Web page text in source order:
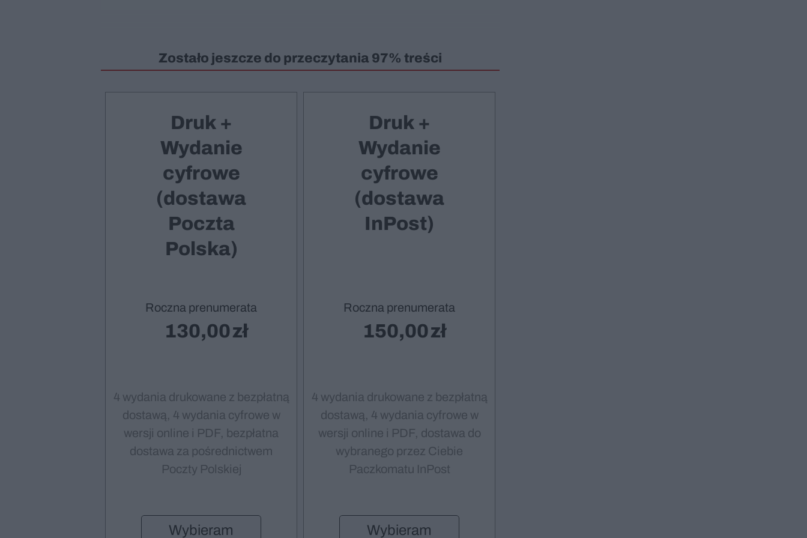
Zostało jeszcze do przeczytania 97% treści
Druk +
Wydanie
cyfrowe
(dostawa
Poczta
Polska)
Roczna prenumerata
130,00
4 wydania drukowane z bezpłatną
dostawą, 4 wydania cyfrowe w
wersji online i PDF, bezpłatna
dostawa za pośrednictwem
Poczty Polskiej
Wybieram
Druk +
Wydanie
cyfrowe
(dostawa
InPost)
Roczna prenumerata
150,00
4 wydania drukowane z bezpłatną
dostawą, 4 wydania cyfrowe w
wersji online i PDF, dostawa do
wybranego przez Ciebie
Paczkomatu InPost
Wybieram